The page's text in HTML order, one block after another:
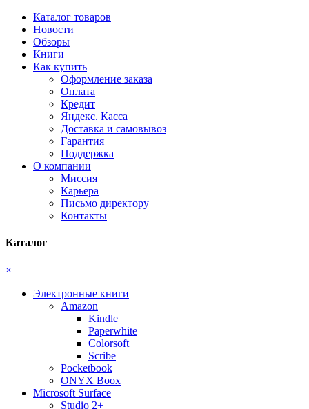
Каталог товаров
Новости
Обзоры
Книги
Как купить
Оформление заказа
Оплата
Кредит
Яндекс. Касса
Доставка и самовывоз
Гарантия
Поддержка
О компании
Миссия
Карьера
Письмо директору
Контакты
Каталог
×
Электронные книги
Amazon
Kindle
Paperwhite
Colorsoft
Scribe
Pocketbook
ONYX Boox
Microsoft Surface
Studio 2+